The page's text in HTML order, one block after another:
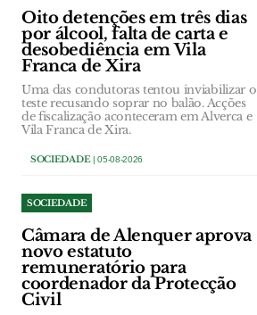
Oito detenções em três dias
por álcool, falta de carta e
desobediência em Vila
Franca de Xira
Uma das condutoras tentou inviabilizar o
teste recusando soprar no balão. Acções
de fiscalização aconteceram em Alverca e
Vila Franca de Xira.
SOCIEDADE| 05-08-2026
SOCIEDADE
Câmara de Alenquer aprova
novo estatuto
remuneratório para
coordenador da Protecção
Civil